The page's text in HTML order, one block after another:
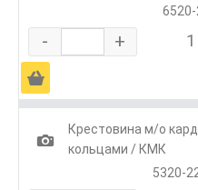
- +
Ä
1
Крестовина м/о
кольцами / КМК
5320-